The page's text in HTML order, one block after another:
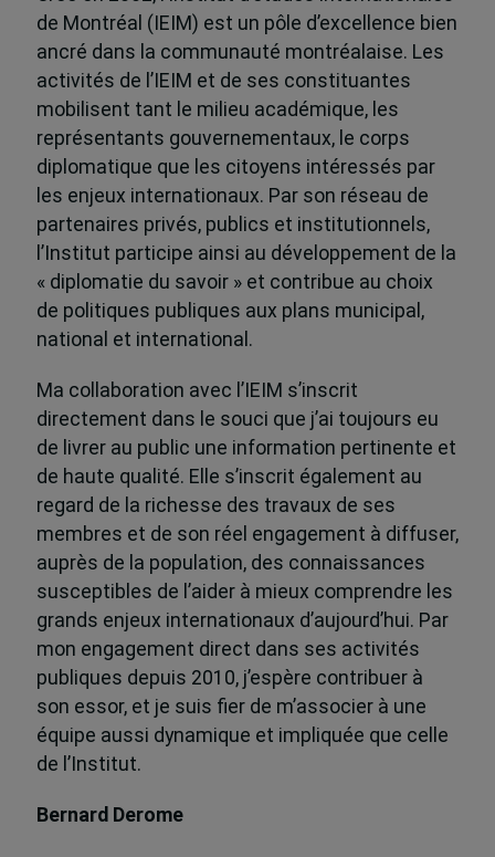
de Montréal (IEIM) est un pôle d’excellence bien
ancré dans la communauté montréalaise. Les
activités de l’IEIM et de ses constituantes
mobilisent tant le milieu académique, les
représentants gouvernementaux, le corps
diplomatique que les citoyens intéressés par
les enjeux internationaux. Par son réseau de
partenaires privés, publics et institutionnels,
l’Institut participe ainsi au développement de la
« diplomatie du savoir » et contribue au choix
de politiques publiques aux plans municipal,
national et international.
Ma collaboration avec l’IEIM s’inscrit
directement dans le souci que j’ai toujours eu
de livrer au public une information pertinente et
de haute qualité. Elle s’inscrit également au
regard de la richesse des travaux de ses
membres et de son réel engagement à diffuser,
auprès de la population, des connaissances
susceptibles de l’aider à mieux comprendre les
grands enjeux internationaux d’aujourd’hui. Par
mon engagement direct dans ses activités
publiques depuis 2010, j’espère contribuer à
son essor, et je suis fier de m’associer à une
équipe aussi dynamique et impliquée que celle
de l’Institut.
Bernard Derome